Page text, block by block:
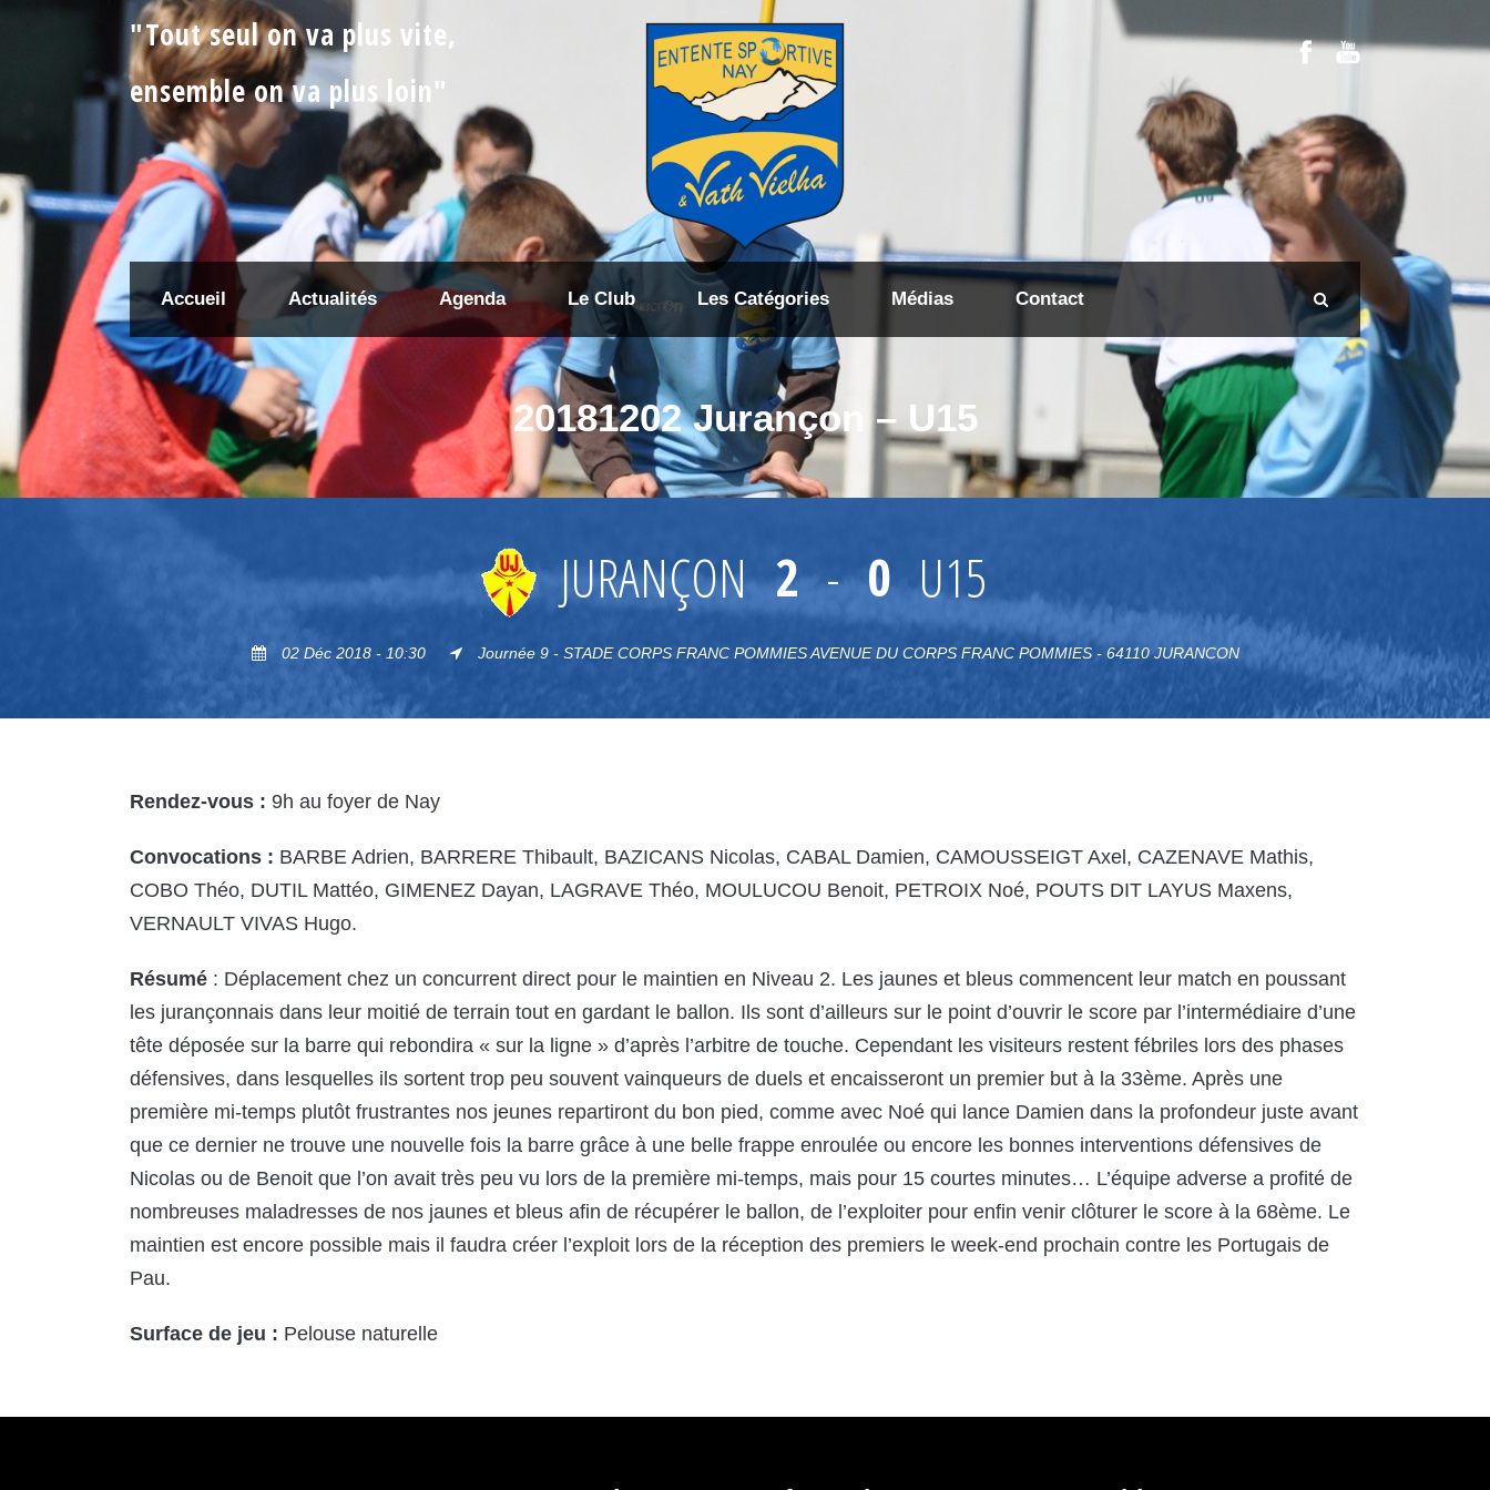
"Tout seul on va plus vite,
ensemble on va plus loin"
Accueil Actualités Agenda Le Club Les Catégories Médias Contact
20181202 Jurançon – U15
JURANÇON 2 - 0 U15
02 Déc 2018 - 10:30 Journée 9 - STADE CORPS FRANC POMMIES AVENUE DU CORPS FRANC POMMIES - 64110 JURANCON
Rendez-vous : 9h au foyer de Nay
Convocations : BARBE Adrien, BARRERE Thibault, BAZICANS Nicolas, CABAL Damien, CAMOUSSEIGT Axel, CAZENAVE Mathis,
COBO Théo, DUTIL Mattéo, GIMENEZ Dayan, LAGRAVE Théo, MOULUCOU Benoit, PETROIX Noé, POUTS DIT LAYUS Maxens,
VERNAULT VIVAS Hugo.
Résumé : Déplacement chez un concurrent direct pour le maintien en Niveau 2. Les jaunes et bleus commencent leur match en poussant
les jurançonnais dans leur moitié de terrain tout en gardant le ballon. Ils sont d’ailleurs sur le point d’ouvrir le score par l’intermédiaire d’une
tête déposée sur la barre qui rebondira « sur la ligne » d’après l’arbitre de touche. Cependant les visiteurs restent fébriles lors des phases
défensives, dans lesquelles ils sortent trop peu souvent vainqueurs de duels et encaisseront un premier but à la 33ème. Après une
première mi-temps plutôt frustrantes nos jeunes repartiront du bon pied, comme avec Noé qui lance Damien dans la profondeur juste avant
que ce dernier ne trouve une nouvelle fois la barre grâce à une belle frappe enroulée ou encore les bonnes interventions défensives de
Nicolas ou de Benoit que l’on avait très peu vu lors de la première mi-temps, mais pour 15 courtes minutes… L’équipe adverse a profité de
nombreuses maladresses de nos jaunes et bleus afin de récupérer le ballon, de l’exploiter pour enfin venir clôturer le score à la 68ème. Le
maintien est encore possible mais il faudra créer l’exploit lors de la réception des premiers le week-end prochain contre les Portugais de
Pau.
Surface de jeu : Pelouse naturelle